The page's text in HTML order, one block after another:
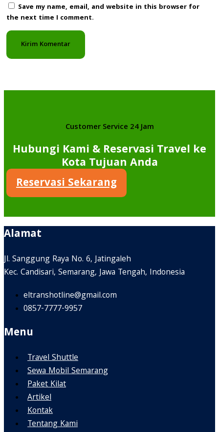
Save my name, email, and website in this browser for
the next time I comment.
Customer Service 24 Jam
Hubungi Kami & Reservasi Travel ke
Kota Tujuan Anda
Reservasi Sekarang
Alamat
Jl. Sanggung Raya No. 6, Jatingaleh
Kec. Candisari, Semarang, Jawa Tengah, Indonesia
eltranshotline@gmail.com
0857-7777-9957
Menu
Travel Shuttle
Sewa Mobil Semarang
Paket Kilat
Artikel
Kontak
Tentang Kami